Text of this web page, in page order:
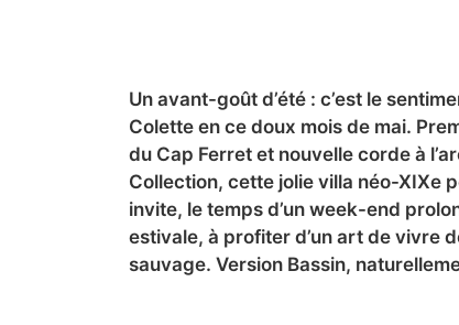
Un avant-goût d’été : c’est le
Colette en ce doux mois de mai.
du Cap Ferret et nouvelle corde à
Collection, cette jolie villa néo-XIXe
invite, le temps d’un week-end
estivale, à profiter d’un art de vivre
sauvage. Version Bassin,